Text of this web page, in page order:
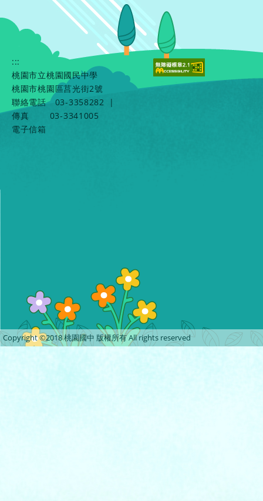
:::
桃園市立桃園國民中學
桃園市桃園區莒光街2號
聯絡電話
03-3358282
|
傳真
03-3341005
電子信箱
Copyright ©2018 桃園國中 版權所有 All rights reserved